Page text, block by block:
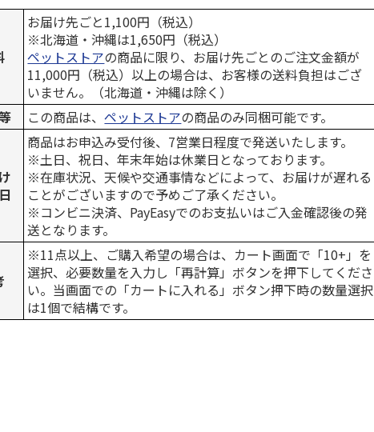
お届け先ごと1,100円（税込）
※北海道・沖縄は1,650円（税込）
ペットストアの商品に限り、お届け先ごとのご注文金額が
11,000円（税込）以上の場合は、お客様の送料負担はござ
いません。（北海道・沖縄は除く）
この商品は、ペットストアの商品のみ同梱可能です。
商品はお申込み受付後、7営業日程度で発送いたします。
※土日、祝日、年末年始は休業日となっております。
※在庫状況、天候や交通事情などによって、お届けが遅れる
ことがございますので予めご了承ください。
※コンビニ決済、PayEasyでのお支払いはご入金確認後の発
送となります。
※11点以上、ご購入希望の場合は、カート画面で「10+」を
選択、必要数量を入力し「再計算」ボタンを押下してくださ
い。当画面での「カートに入れる」ボタン押下時の数量選択
は1個で結構です。